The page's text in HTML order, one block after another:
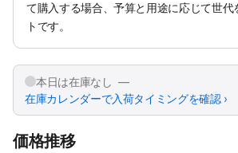
て購入する場合、予算と用途に応じて世代
トです。
本日は在庫なし —
在庫カレンダーで入荷タイミングを確認 ›
価格推移